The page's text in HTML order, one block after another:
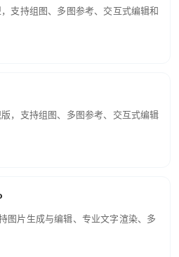
支持组图、多图参考、交互式编辑和
，支持组图、多图参考、交互式编辑
图片生成与编辑、专业文字渲染、多